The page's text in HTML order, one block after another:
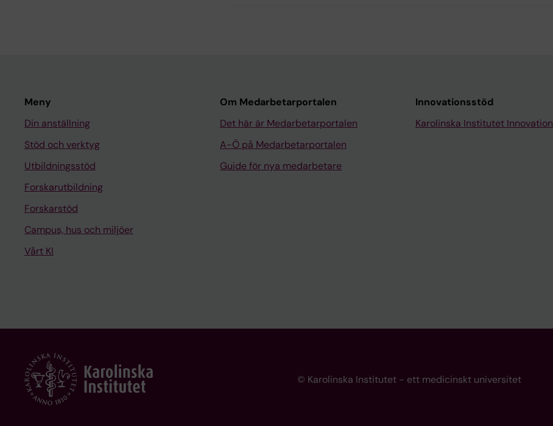
Meny
Din anställning
Stöd och verktyg
Utbildningsstöd
Forskarutbildning
Forskarstöd
Campus, hus och miljöer
Vårt KI
Om Medarbetarportalen
Det här är Medarbetarportalen
A-Ö på Medarbetarportalen
Guide för nya medarbetare
Innovationsstöd
Karolinska Institutet Innovation
© Karolinska Institutet - ett medicinskt universitet